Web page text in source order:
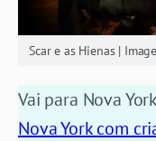
Scar e as Hienas |
Vai para Nova
Nova York com